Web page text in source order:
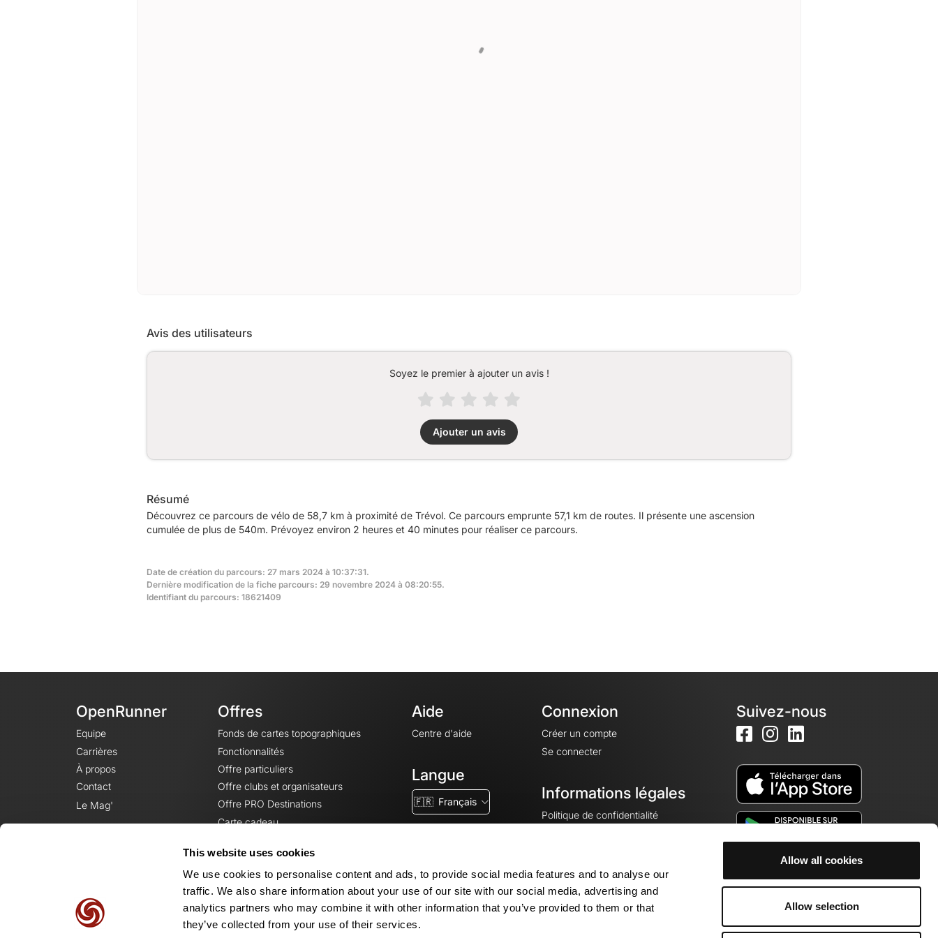
This website uses cookies
We use cookies to personalise content and ads, to provide social media features and to analyse our
traffic. We also share information about your use of our site with our social media, advertising and
analytics partners who may combine it with other information that you’ve provided to them or that
they’ve collected from your use of their services.
Allow all cookies
Allow selection
Avis des utilisateurs
Soyez le premier à ajouter un avis !
Ajouter un avis
Résumé
Découvrez ce parcours de vélo de 58,7 km à proximité de Trévol. Ce parcours emprunte 57,1 km de routes. Il présente une ascension
cumulée de plus de 540m. Prévoyez environ 2 heures et 40 minutes pour réaliser ce parcours.
Date de création du parcours: 27 mars 2024 à 10:37:31.
Dernière modification de la fiche parcours: 29 novembre 2024 à 08:20:55.
Identifiant du parcours: 18621409
OpenRunner
Equipe
Carrières
À propos
Contact
Le Mag'
Offres
Fonds de cartes topographiques
Fonctionnalités
Offre particuliers
Offre clubs et organisateurs
Offre PRO Destinations
Carte cadeau
Aide
Centre d'aide
Langue
🇫🇷 Français
Connexion
Créer un compte
Se connecter
Informations légales
Politique de confidentialité
Mentions légales
Paramètres des cookies
Suivez-nous